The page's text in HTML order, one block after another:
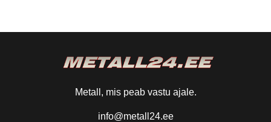
Metall, mis peab vastu ajale.
info@metall24.ee